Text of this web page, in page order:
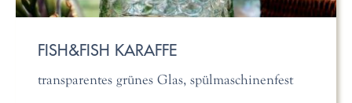
FISH&FISH KARAFFE
transparentes grünes Glas, spülmaschinenfest